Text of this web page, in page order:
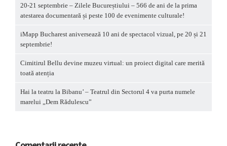
20-21 septembrie – Zilele Bucureștiului – 566 de ani de la prima
atestarea documentară și peste 100 de evenimente culturale!
iMapp Bucharest aniversează 10 ani de spectacol vizual, pe 20 și 21
septembrie!
Cimitirul Bellu devine muzeu virtual: un proiect digital care merită
toată atenția
Hai la teatru la Bibanu’ – Teatrul din Sectorul 4 va purta numele
marelui „Dem Rădulescu”